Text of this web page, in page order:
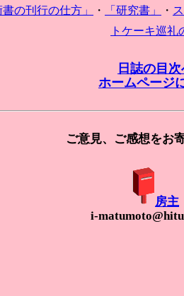
書の刊行の仕方」 ・ 「研究書」 ・
トケーキ巡礼
日誌の目
ホームページ
ご意見、ご感想をお
房主
i-